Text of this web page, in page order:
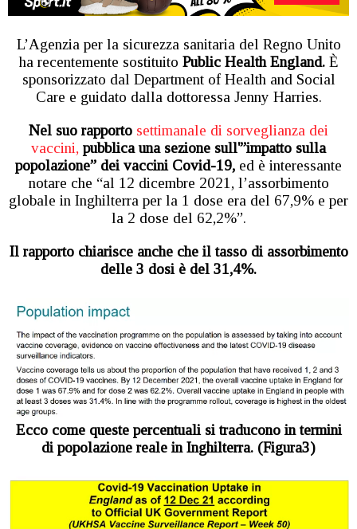
L’Agenzia per la sicurezza sanitaria del Regno Unito
ha recentemente sostituito Public Health England. È
sponsorizzato dal Department of Health and Social
Care e guidato dalla dottoressa Jenny Harries.
Nel suo rapporto settimanale di sorveglianza dei
vaccini, pubblica una sezione sull'”impatto sulla
popolazione” dei vaccini Covid-19, ed è interessante
notare che “al 12 dicembre 2021, l’assorbimento
globale in Inghilterra per la 1 dose era del 67,9% e per
la 2 dose del 62,2%”.
Il rapporto chiarisce anche che il tasso di assorbimento
delle 3 dosi è del 31,4%.
Ecco come queste percentuali si traducono in termini
di popolazione reale in Inghilterra. (Figura3)